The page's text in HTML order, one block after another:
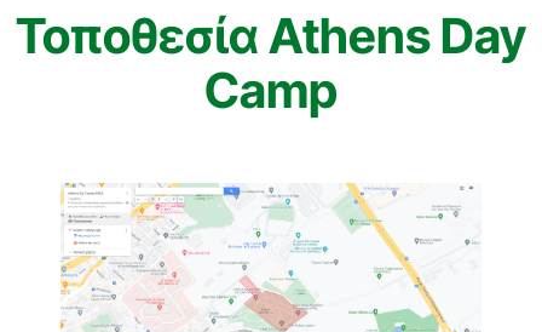
Τοποθεσία Athens Day
Camp